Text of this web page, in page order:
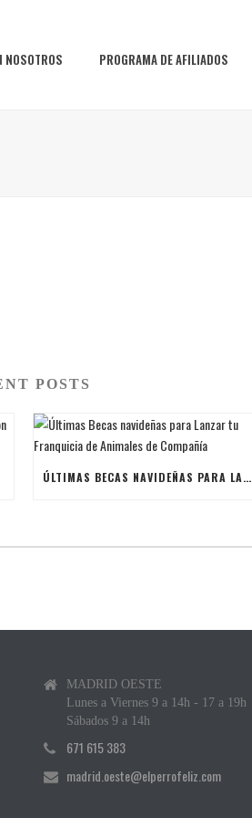
NOSOTROS PROGRAMA DE AFILIADOS
POSTS
ÚLTIMAS BECAS NAVIDEÑAS PARA LANZAR TU FRANQUICIA DE ANIMALES DE COMPAÑÍA
MADRID OESTE
Lunes a Viernes 9 a 14h - 17 a 19h
Sábados 9 a 14h
671 615 383
madrid.oeste@elperrofeliz.com